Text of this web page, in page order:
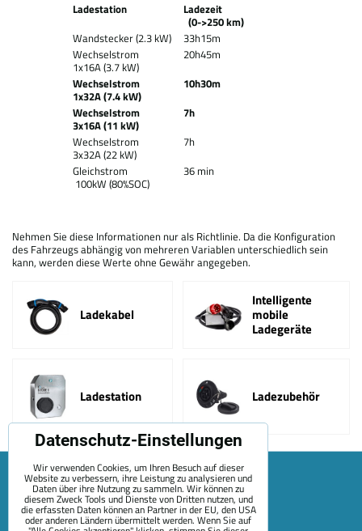
Ladestation
Ladezeit
(0->250 km)
Wandstecker (2.3 kW)
33h15m
Wechselstrom
1x16A (3.7 kW)
20h45m
Wechselstrom
1x32A (7.4 kW)
10h30m
Wechselstrom
3x16A (11 kW)
7h
Wechselstrom
3x32A (22 kW)
7h
Gleichstrom
100kW (80%SOC)
36 min
Nehmen Sie diese Informationen nur als Richtlinie. Da die Konfiguration
des Fahrzeugs abhängig von mehreren Variablen unterschiedlich sein
kann, werden diese Werte ohne Gewähr angegeben.
Ladekabel
Intelligente
mobile
Ladegeräte
Ladestation Ladezubehör
Datenschutz-Einstellungen
Wir verwenden Cookies, um Ihren Besuch auf dieser
Website zu verbessern, ihre Leistung zu analysieren und
Daten über ihre Nutzung zu sammeln. Wir können zu
diesem Zweck Tools und Dienste von Dritten nutzen, und
die erfassten Daten können an Partner in der EU, den USA
oder anderen Ländern übermittelt werden. Wenn Sie auf